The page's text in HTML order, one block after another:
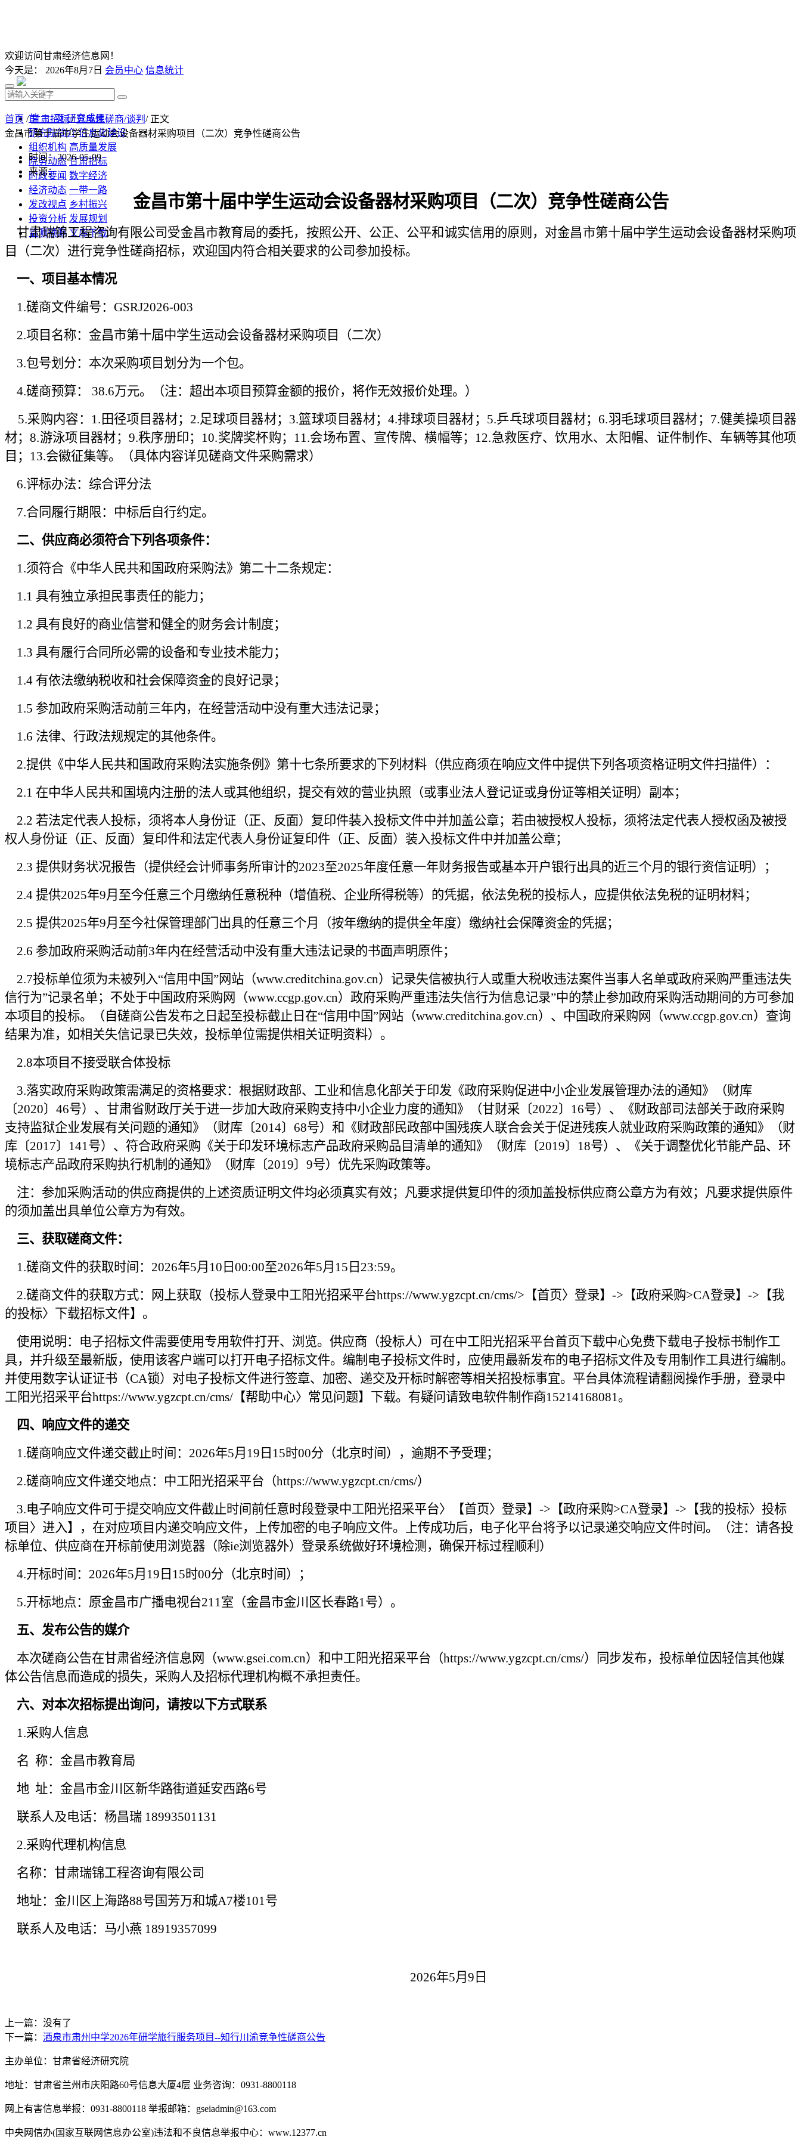
欢迎访问甘肃经济信息网！
今天是： 2026年8月7日 会员中心 信息统计
首 页 研究成果
研究院简介 信息化建设
组织机构 高质量发展
院务动态 甘肃招标
时政要闻 数字经济
经济动态 一带一路
发改视点 乡村振兴
投资分析 发展规划
监测预测 文库下载
首页 /甘肃招标/竞争性磋商/谈判 / 正文
金昌市第十届中学生运动会设备器材采购项目（二次）竞争性磋商公告
时间：2026-05-09
来源：
金昌市第十届中学生运动会设备器材采购项目（二次）竞争性磋商公告
甘肃瑞锦工程咨询有限公司受金昌市教育局的委托，按照公开、公正、公平和诚实信用的原则，对金昌市第十届中学生运动会设备器材采购项
目（二次） 进行竞争性磋商招标，欢迎国内符合相关要求的公司参加投标。
一、项目基本情况
1.磋商文件编号：GSRJ2026-003
2.项目名称：金昌市第十届中学生运动会设备器材采购项目（二次）
3.包号划分： 本次采购项目划分为一个包。
4.磋商预算：
38.6万元。（注：超出本项目预算金额的报价，将作无效报价处理。）
5.采购内容：1.田径项目器材；2.足球项目器材；3.篮球项目器材；4.排球项目器材；5.乒乓球项目器材；6.羽毛球项目器材；7.健美操项目器
材；8.游泳项目器材；9.秩序册印；10.奖牌奖杯购；11.会场布置、宣传牌、横幅等；12.急救医疗、饮用水、太阳帽、证件制作、车辆等其他项
目；13.会徽征集等。（具体内容详见磋商文件采购需求）
6.评标办法：综合评分法
7.合同履行期限：中标后自行约定。
二、供应商必须符合下列各项条件：
1.须符合《中华人民共和国政府采购法》第二十二条规定：
1.1 具有独立承担民事责任的能力；
1.2 具有良好的商业信誉和健全的财务会计制度；
1.3 具有履行合同所必需的设备和专业技术能力；
1.4 有依法缴纳税收和社会保障资金的良好记录；
1.5 参加政府采购活动前三年内，在经营活动中没有重大违法记录；
1.6 法律、行政法规规定的其他条件。
2.提供《中华人民共和国政府采购法实施条例》第十七条所要求的下列材料（供应商须在响应文件中提供下列各项资格证明文件扫描件）：
2.1 在中华人民共和国境内注册的法人或其他组织，提交有效的营业执照（或事业法人登记证或身份证等相关证明）副本；
2.2 若法定代表人投标，须将本人身份证（正、反面）复印件装入投标文件中并加盖公章；若由被授权人投标，须将法定代表人授权函及被授
权人身份证 （正、反面）复印件和法定代表人身份证复印件（正、反面）装入投标文件中并加盖公章；
2.3 提供财务状况报告（提供经会计师事务所审计的2023至2025年度任意一年财务报告或基本开户银行出具的近三个月的银行资信证明）
；
2.4 提供2025年9月至今任意三个月缴纳任意税种（增值税、企业所得税等）的凭据，依法免税的投标人，应提供依法免税的证明材料；
2.5 提供2025年9月至今社保管理部门出具的任意三个月（按年缴纳的提供全年度）缴纳社会保障资金的凭据；
2.6 参加政府采购活动前3年内在经营活动中没有重大违法记录的书面声明原件；
2.7投标单位须为未被列入“信用中国”网站（www.creditchina.gov.cn） 记录失信被执行人或重大税收违法案件当事人名单或政府采购严重违法失
信行为”记录名单；不处于中国政府采购网 （www.ccgp.gov.cn） 政府采购严重违法失信行为信息记录”中的禁止参加政府采购活动期间的方可参加
本项目的投标。（自磋商公告发布之日起至投标截止日在“信用中国”网站（www.creditchina.gov.cn）、中国政府采购网
（www.ccgp.gov.cn） 查询
结果为准，如相关失信记录已失效，投标单位需提供相关证明资料）。
2.8本项目不接受联合体投标
3.落实政府采购政策需满足的资格要求：根据财政部、工业和信息化部关于印发《政府采购促进中小企业发展管理办法的通知》（财库
〔2020〕46号）、甘肃省财政厅关于进一步加大政府采购支持中小企业力度的通知》（甘财采〔2022〕16号）、《财政部司法部关于政府采购
支持监狱企业发展有关问题的通知》（财库〔2014〕68号）和《财政部民政部中国残疾人联合会关于促进残疾人就业政府采购政策的通知》（财
库〔2017〕141号）、符合政府采购《关于印发环境标志产品政府采购品目清单的通知》（财库〔2019〕18号）、《关于调整优化节能产品、环
境标志产品政府采购执行机制的通知》（财库〔2019〕9号）优先采购政策等。
注：参加采购活动的供应商提供的上述资质证明文件均必须真实有效；凡要求提供复印件的须加盖投标供应商公章方为有效；凡要求提供原件
的须加盖出具单位公章方为有效。
三、获取磋商文件：
1.磋商文件的获取时间： 2026年5月 10 日 00:00至2026年5月 15 日 23:59。
2.磋商文件的获取方式：网上获取（投标人登录中工阳光招采平台https://www.ygzcpt.cn/cms/>【首页 〉 登录】 ->【政府采购>CA登录】->【我
的投标〉 下载招标文件】。
使用说明：电子招标文件需要使用专用软件打开、浏览。供应商（投标人）可在中工阳光招采平台首页下载中心免费下载电子投标书制作工
具，并升级至最新版，使用该客户端可以打开电子招标文件。编制电子投标文件时，应使用最新发布的电子招标文件及专用制作工具进行编制。
并使用数字认证证书（CA锁）对电子投标文件进行签章、加密、递交及开标时解密等相关招投标事宜。平台具体流程请翻阅操作手册，登录中
工阳光招采平台https://www.ygzcpt.cn/cms/【帮助中心〉 常见问题】下载。有疑问请致电软件制作商15214168081。
四、响应文件的递交
1.磋商响应文件递交截止时间： 2026年5月 19 日 15时00分（北京时间），逾期不予受理；
2.磋商响应文件递交地点：中工阳光招采平台（https://www.ygzcpt.cn/cms/）
3.电子响应文件可于提交响应文件截止时间前任意时段登录中工阳光招采平台〉 【首页 〉 登录】 ->【政府采购>CA登录】->【我的投标〉 投标
项目 〉 进入】，在对应项目内递交响应文件，上传加密的电子响应文件。上传成功后，电子化平台将予以记录递交响应文件时间。（注：请各投
标单位、供应商在开标前使用浏览器（除ie浏览器外）登录系统做好环境检测，确保开标过程顺利）
4.开标时间： 2026年5月 19 日 15时00分（北京时间）；
5.开标地点：原金昌市广播电视台211室（金昌市金川区长春路1号）。
五、发布公告的媒介
本次磋商公告在甘肃省经济信息网（www.gsei.com.cn）和中工阳光招采平台（https://www.ygzcpt.cn/cms/）同步发布，投标单位因轻信其他媒
体公告信息而造成的损失，采购人及招标代理机构概不承担责任。
六、对本次招标提出询问，请按以下方式联系
1.采购人信息
名 称：金昌市教育局
地 址：金昌市金川区新华路街道延安西路6号
联系人及电话：杨昌瑞 18993501131
2.采购代理机构信息
名称：甘肃瑞锦工程咨询有限公司
地址：金川区上海路88号国芳万和城A7楼101号
联系人及电话：马小燕 18919357099
2026年5月9日
上一篇：没有了
下一篇： 酒泉市肃州中学2026年研学旅行服务项目--知行川渝竞争性磋商公告
主办单位：甘肃省经济研究院
地址：甘肃省兰州市庆阳路60号信息大厦4层 业务咨询：0931-8800118
网上有害信息举报：0931-8800118 举报邮箱：gseiadmin@163.com
中央网信办(国家互联网信息办公室)违法和不良信息举报中心：www.12377.cn